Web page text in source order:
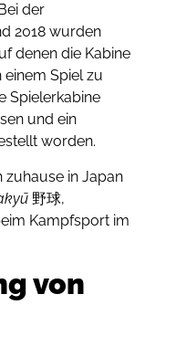
der
2018 wurden
denen die Kabine
einem Spiel zu
Spielerkabine
und ein
worden.
zuhause in Japan
野球,
Kampfsport im
von